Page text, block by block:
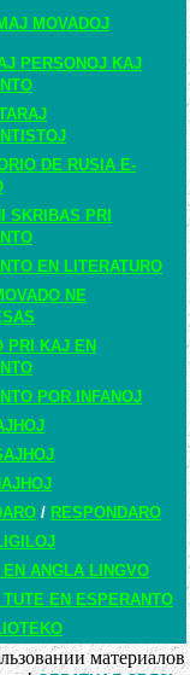
MOVADOJ
PERSONOJ KAJ
DE RUSIA E-
SKRIBAS PRI
EN LITERATURO
NE
PRI KAJ EN
POR INFANOJ
/ RESPONDARO
EN ANGLA LINGVO
TUTE EN ESPERANTO
материалов